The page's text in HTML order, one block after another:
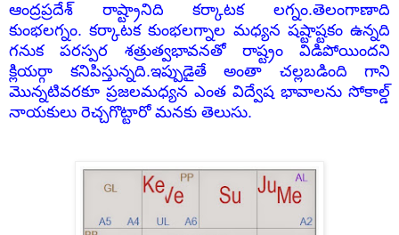
ఆంద్రప్రదేశ్ రాష్ట్రానిది కర్కాటక లగ్నం.తెలంగాణాది
కుంభలగ్నం. కర్కాటక కుంభలగ్నాల మధ్యన షష్టాష్టకం ఉన్నది
గనుక పరస్పర శత్రుత్వభావనతో రాష్ట్రం విడిపోయిందని
క్లియర్గా కనిపిస్తున్నది.ఇప్పుడైతే అంతా చల్లబడింది గాని
మొన్నటివరకూ ప్రజలమధ్యన ఎంత విద్వేష భావాలను సోకాల్డ్
నాయకులు రెచ్చగొట్టారో మనకు తెలుసు.